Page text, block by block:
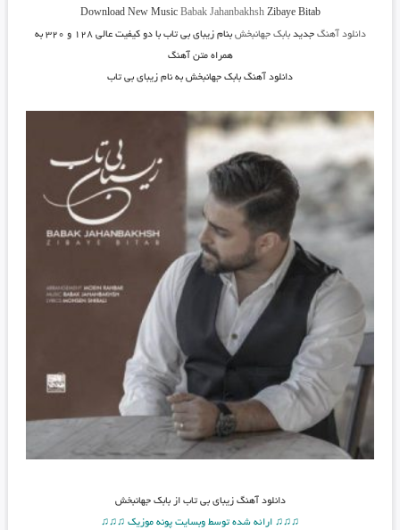
Download New Music Babak JahanbakhshZibaye Bitab
دانلود آهنگ جدیدبابک جهانبخش بنام زیبای بی تاب
با دو کیفیت عالی ۱۲۸ و ۳۲۰ به
همراه متن آهنگ
دانلود آهنگ بابک جهانبخش به نام زیبای بی تاب
دانلود آهنگ زیبای بی تاب از بابک جهانبخش
♫♫♫ ارائه شده توسط وبسایت پونه موزیک ♫♫♫